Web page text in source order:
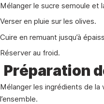
Mélanger le sucre semoule et
Verser en pluie sur les olives.
Cuire en remuant jusqu’à
Réserver au froid.
Préparation
Mélanger les ingrédients de
l’ensemble.